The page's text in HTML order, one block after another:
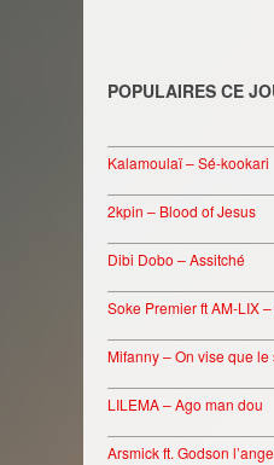
POPULAIRES CE
Kalamoulaï – Sé-kookari
2kpin – Blood of Jesus
Dibi Dobo – Assitché
Soke Premier ft AM-LIX
Mifanny – On vise que le
LILEMA – Ago man dou
Arsmick ft. Godson